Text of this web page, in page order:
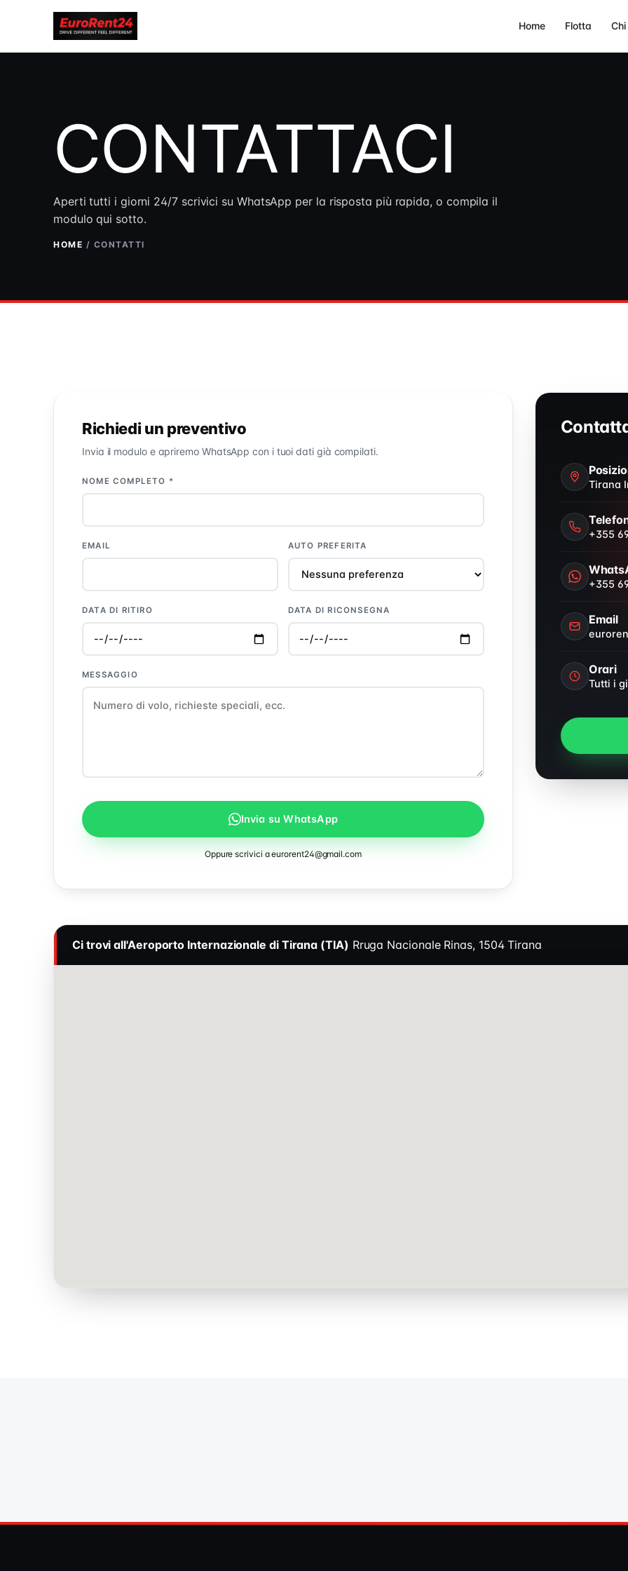
Home Flotta
CONTATTACI
Aperti tutti i giorni 24/7 scrivici su WhatsApp per la risposta più rapida, o compila il
modulo qui sotto.
HOME / CONTATTI
Richiedi un preventivo
Invia il modulo e apriremo WhatsApp con i tuoi dati già compilati.
NOME COMPLETO *
EMAIL AUTO PREFERITA
DATA DI RITIRO DATA DI RICONSEGNA
MESSAGGIO
Invia su WhatsApp
Oppure scrivici aeurorent24@gmail.com
Tirana
+355
+355
Email
Orari
Tutti i
Ci trovi all'Aeroporto Internazionale di Tirana (TIA) Rruga Nacionale Rinas, 1504 Tirana